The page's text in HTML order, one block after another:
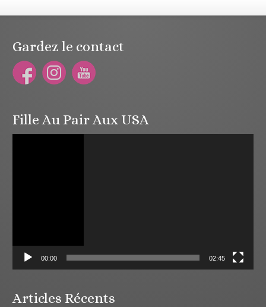
Gardez le contact
Fille Au Pair Aux USA
00:00 02:45
Articles Récents